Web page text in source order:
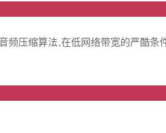
压缩算法,在低网络带宽的严酷